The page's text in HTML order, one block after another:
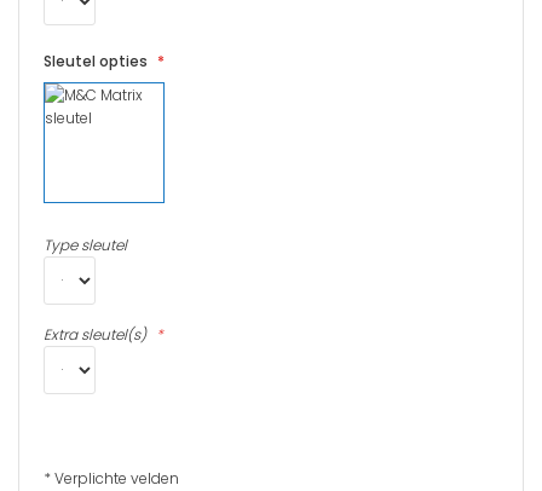
Sleutel opties
Type sleutel
Extra sleutel(s)
* Verplichte velden